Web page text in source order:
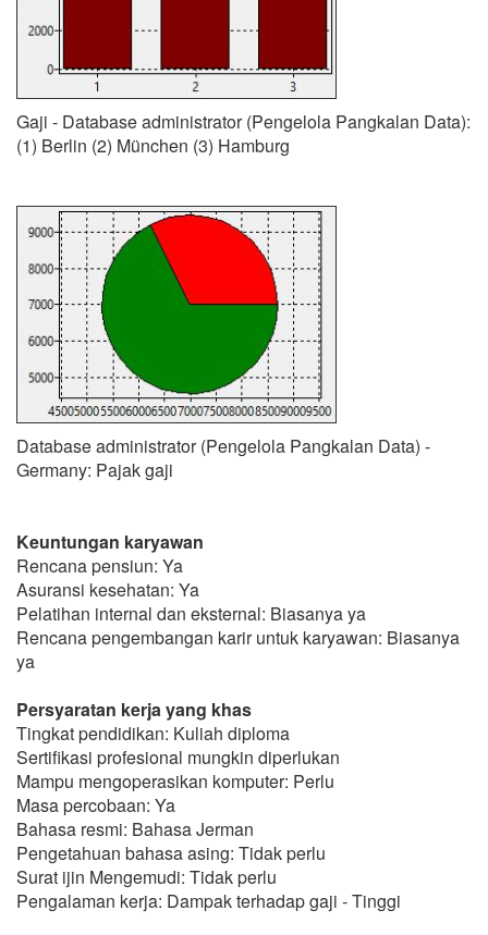
Gaji - Database administrator (Pengelola Pangkalan Data):
(1) Berlin (2) München (3) Hamburg
Database administrator (Pengelola Pangkalan Data) -
Germany: Pajak gaji
Keuntungan karyawan
Rencana pensiun: Ya
Asuransi kesehatan: Ya
Pelatihan internal dan eksternal: Biasanya ya
Rencana pengembangan karir untuk karyawan: Biasanya
ya
Persyaratan kerja yang khas
Tingkat pendidikan: Kuliah diploma
Sertifikasi profesional mungkin diperlukan
Mampu mengoperasikan komputer: Perlu
Masa percobaan: Ya
Bahasa resmi: Bahasa Jerman
Pengetahuan bahasa asing: Tidak perlu
Surat ijin Mengemudi: Tidak perlu
Pengalaman kerja: Dampak terhadap gaji - Tinggi